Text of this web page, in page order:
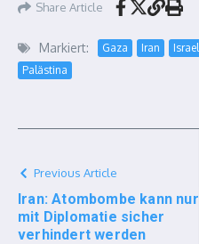
Share Article
Markiert: Gaza Iran Israel
Palästina
Previous Article
Iran: Atombombe kann nur
mit Diplomatie sicher
verhindert werden